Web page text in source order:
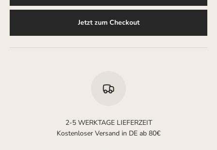
Jetzt zum Checkout
2-5 WERKTAGE LIEFERZEIT
Kostenloser Versand in DE ab 80€